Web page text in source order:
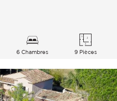
6 Chambres 9 Pièces